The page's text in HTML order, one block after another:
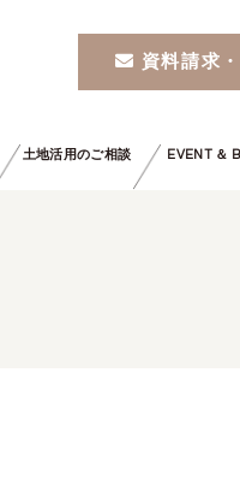
資料請求
土地活用のご相談 EVENT ＆